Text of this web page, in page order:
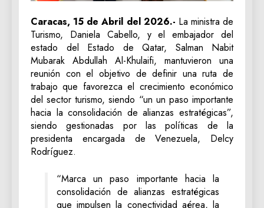
Caracas, 15 de Abril del 2026.- La ministra de
Turismo, Daniela Cabello, y el embajador del
estado del Estado de Qatar, Salman Nabit
Mubarak Abdullah Al-Khulaifi, mantuvieron una
reunión con el objetivo de definir una ruta de
trabajo que favorezca el crecimiento económico
del sector turismo, siendo “un un paso importante
hacia la consolidación de alianzas estratégicas”,
siendo gestionadas por las políticas de la
presidenta encargada de Venezuela, Delcy
Rodríguez.
“Marca un paso importante hacia la
consolidación de alianzas estratégicas
que impulsen la conectividad aérea, la